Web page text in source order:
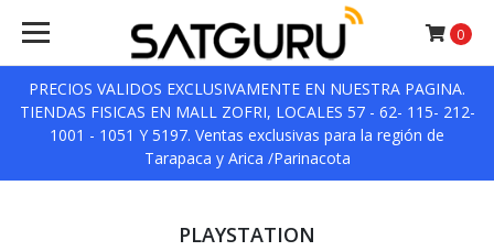
PRECIOS VALIDOS EXCLUSIVAMENTE EN NUESTRA PAGINA.
TIENDAS FISICAS EN MALL ZOFRI, LOCALES 57 - 62- 115- 212-
1001 - 1051 Y 5197. Ventas exclusivas para la región de
Tarapaca y Arica /Parinacota
0
PLAYSTATION